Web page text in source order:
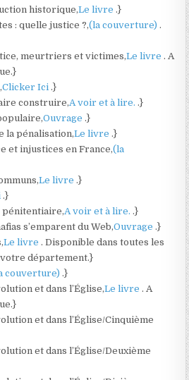
historique,Le livre .}
: quelle justice ?,(la couverture) .
meurtriers et victimes,Le livre . A
Clicker Ici .}
construire,A voir et à lire. .}
Ouvrage .}
la pénalisation,Le livre .}
et injustices en France,(la
Le livre .}
.}
pénitentiaire,A voir et à lire. .}
s’emparent du Web,Ouvrage .}
Le livre . Disponible dans toutes les
département.}
couverture) .}
et dans l’Église,Le livre . A
et dans l’Église/Cinquième
et dans l’Église/Deuxième